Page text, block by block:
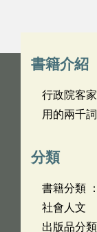
書籍介紹
行政院客
用的兩千
分類
書籍分類
社會人文
出版品分